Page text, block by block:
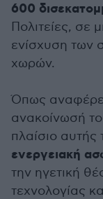
600
Πολιτείες, σε
ενίσχυση των
χωρών.
Όπως
ανακοίνωσή
πλαίσιο
ενεργειακή
την ηγετική
τεχνολογίας